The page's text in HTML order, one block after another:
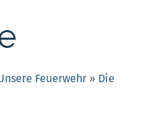
Feuerwehr » Die